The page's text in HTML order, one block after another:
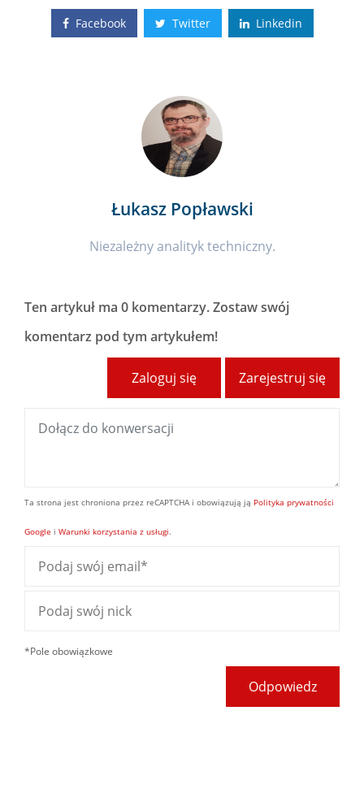
Facebook Twitter Linkedin
Łukasz Popławski
Niezależny analityk techniczny.
Ten artykuł ma 0 komentarzy. Zostaw swój
komentarz pod tym artykułem!
Zarejestruj się
Zaloguj się
Ta strona jest chroniona przez reCAPTCHA i obowiązują ją Polityka prywatności
Google i Warunki korzystania z usługi.
*Pole obowiązkowe
Odpowiedz